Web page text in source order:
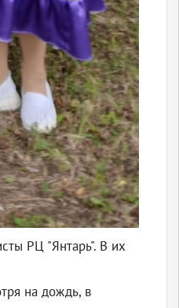
РЦ "Янтарь". В их
на дождь, в